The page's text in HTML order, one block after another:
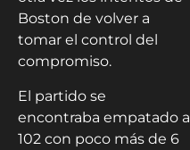
Boston de volver a
tomar el control del
compromiso.
El partido se
encontraba empatado a
102 con poco más de 6